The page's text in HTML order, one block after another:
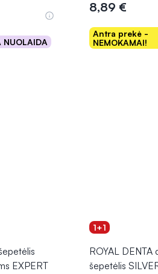
NUOLAIDA
8,89 €
Antra prekė -
NEMOKAMAI!
Į
EXPERT
1+1
ROYAL DENTA
šepetėlis